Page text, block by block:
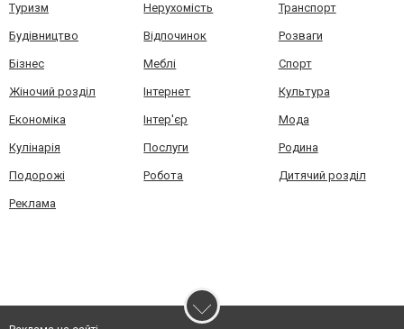
Туризм Нерухомість Транспорт
Будівництво Відпочинок Розваги
Бізнес Меблі Спорт
Жіночий розділ Інтернет Культура
Економіка Інтер'єр Мода
Кулінарія Послуги Родина
Подорожі Робота Дитячий розділ
Реклама